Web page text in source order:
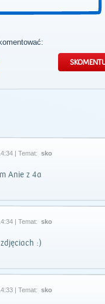
| Temat: sko
Anie z 4a
| Temat: sko
zdjęciach :)
| Temat: sko